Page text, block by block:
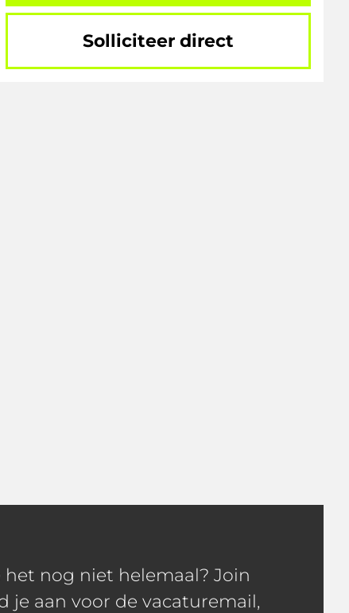
Solliciteer direct
nog niet helemaal? Join
je aan voor de vacaturemail,